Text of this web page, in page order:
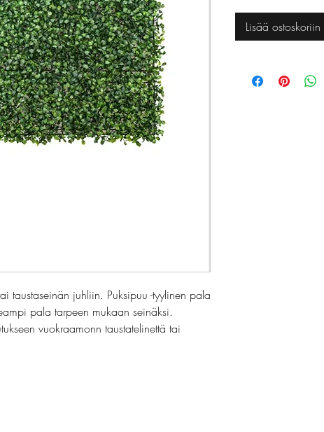
taustaseinän juhliin. Puksipuu -tyylinen pala
pala tarpeen mukaan seinäksi.
vuokraamonn taustatelinettä tai
Lisää ostoskoriin